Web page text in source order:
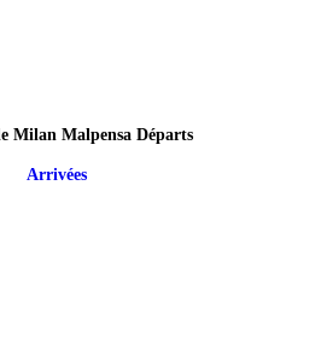
Milan Malpensa Départs
Arrivées